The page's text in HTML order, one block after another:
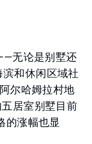
无论是别墅还
和休闲区域社
尔哈姆拉村地
居室别墅目前
的涨幅也显